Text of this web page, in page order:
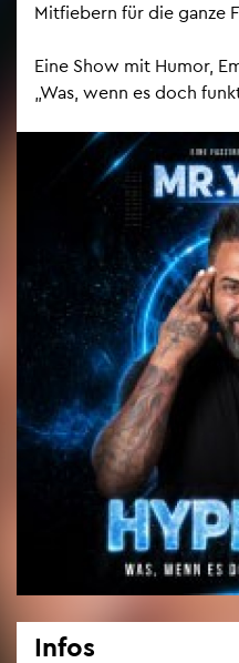
Mit­fie­bern für die ganze
Eine Show mit Humor,
„Was, wenn es doch
Infos